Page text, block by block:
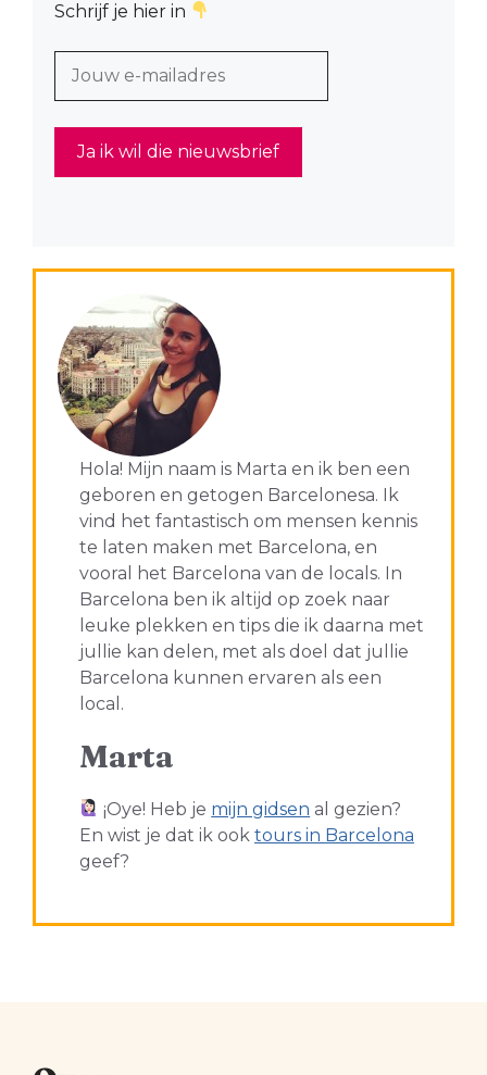
Schrijf je hier in
Hola! Mijn naam is Marta en ik ben een
geboren en getogen Barcelonesa. Ik
vind het fantastisch om mensen kennis
te laten maken met Barcelona, en
vooral het Barcelona van de locals. In
Barcelona ben ik altijd op zoek naar
leuke plekken en tips die ik daarna met
jullie kan delen, met als doel dat jullie
Barcelona kunnen ervaren als een
local.
Marta
¡Oye! Heb je mijn gidsen al gezien?
En wist je dat ik ook tours in Barcelona
geef?